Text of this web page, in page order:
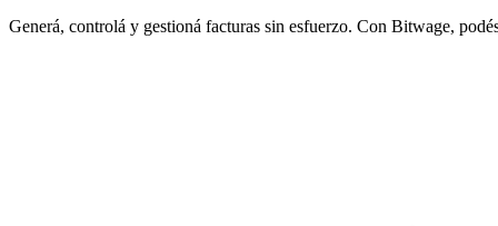
Generá, controlá y gestioná facturas sin esfuerzo. Con Bitwage,